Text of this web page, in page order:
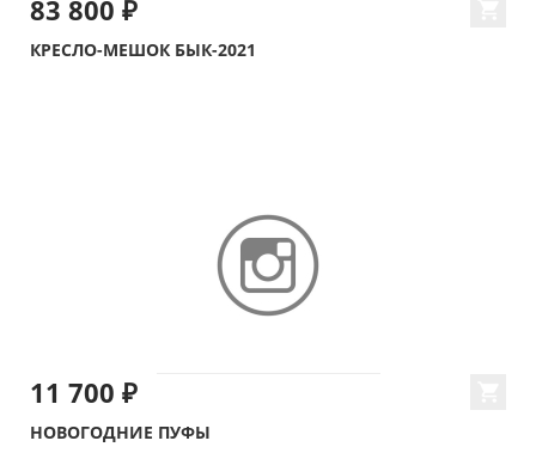
83 800 ₽
КРЕСЛО-МЕШОК БЫК-2021
11 700 ₽
НОВОГОДНИЕ ПУФЫ